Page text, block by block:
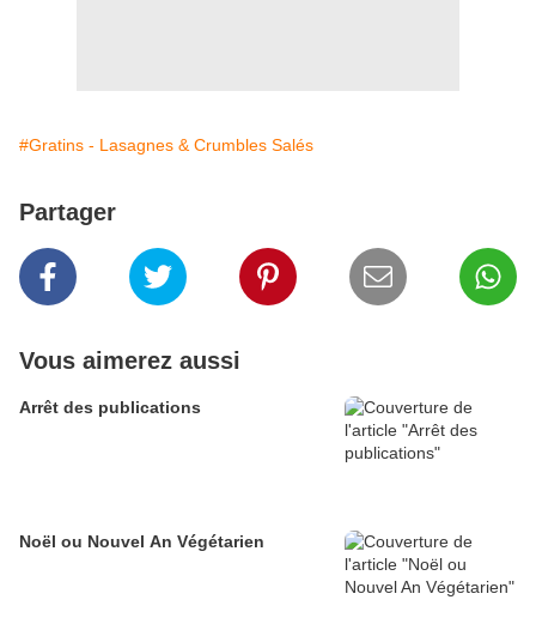
#Gratins - Lasagnes & Crumbles Salés
Partager
Vous aimerez aussi
Arrêt des publications
Noël ou Nouvel An Végétarien